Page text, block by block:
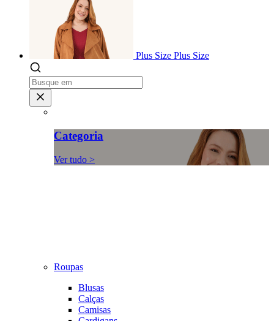
Plus Size Plus Size
Categoria
Ver tudo >
Roupas
Blusas
Calças
Camisas